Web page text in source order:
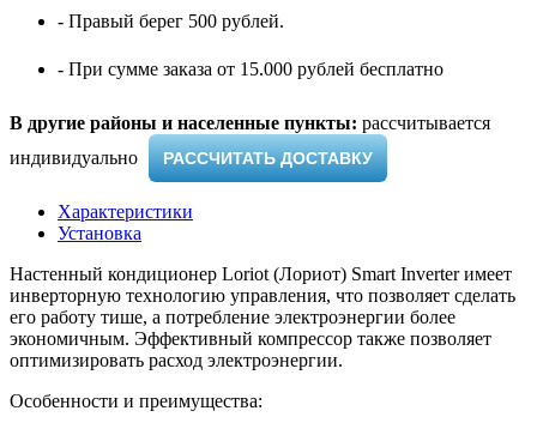
- Правый берег 500 рублей.
- При сумме заказа от 15.000 рублей бесплатно
В другие районы и населенные пункты: рассчитывается
индивидуально ​
РАССЧИТАТЬ ДОСТАВКУ
Характеристики
Установка
Настенный кондиционер Loriot (Лориот) Smart Inverter имеет
инверторную технологию управления, что позволяет сделать
его работу тише, а потребление электроэнергии более
экономичным. Эффективный компрессор также позволяет
оптимизировать расход электроэнергии.
Особенности и преимущества: